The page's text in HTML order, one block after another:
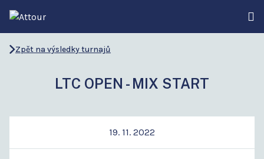
Zpět na výsledky turnajů
LTC OPEN - MIX START
19. 11. 2022